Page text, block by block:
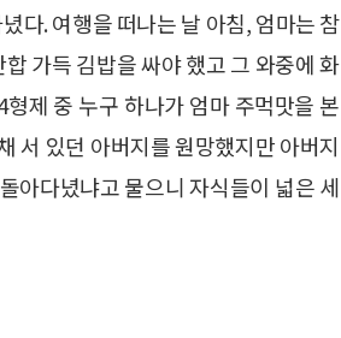
다. 여행을 떠나는 날 아침, 엄마는 참
가득 김밥을 싸야 했고 그 와중에 화
제 중 누구 하나가 엄마 주먹맛을 본
서 있던 아버지를 원망했지만 아버지
아다녔냐고 물으니 자식들이 넓은 세